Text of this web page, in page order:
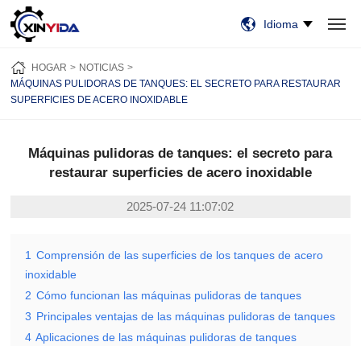
HOGAR
PRODUCTOS
VIDEO
CASOS
NOTICIAS
SOBRE NOSOTROS
CONTÁCTENOS
Idioma
HOGAR
NOTICIAS
MÁQUINAS PULIDORAS DE TANQUES: EL SECRETO PARA RESTAURAR
SUPERFICIES DE ACERO INOXIDABLE
Máquinas pulidoras de tanques: el secreto para
restaurar superficies de acero inoxidable
2025-07-24 11:07:02
1 Comprensión de las superficies de los tanques de acero
inoxidable
2 Cómo funcionan las máquinas pulidoras de tanques
3 Principales ventajas de las máquinas pulidoras de tanques
4 Aplicaciones de las máquinas pulidoras de tanques